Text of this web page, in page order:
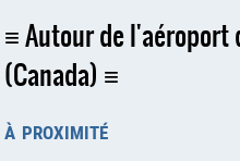
Autour de l'aéroport
(Canada)
à proximité